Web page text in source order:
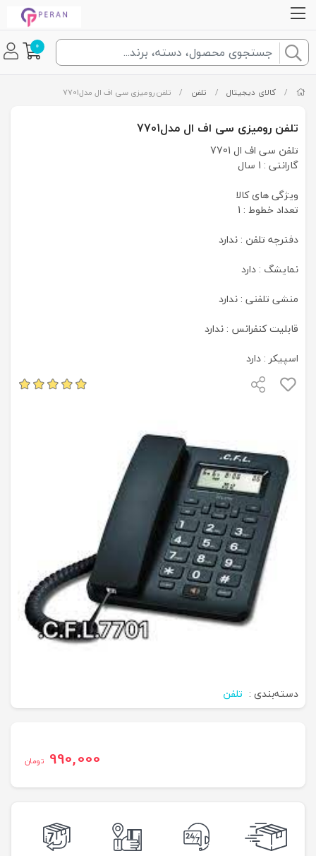
0
/ کالای دیجیتال / تلفن / تلفن رومیزی سی اف ال مدل7701
تلفن رومیزی سی اف ال مدل7701
تلفن سی اف ال 7701
گارانتی : 1 سال
ویژگی های کالا
تعداد خطوط : 1
دفترچه تلفن : ندارد
نمایشگ : دارد
منشی تلفنی : ندارد
قابلیت کنفرانس : ندارد
اسپیکر : دارد
دسته‌بندی : تلفن
990,000 تومان